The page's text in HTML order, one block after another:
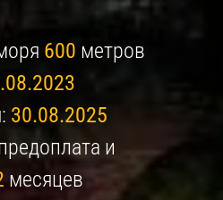
600 метров
30.08.2025
и
месяцев